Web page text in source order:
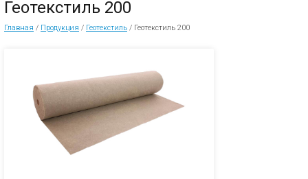
Геотекстиль 200
Главная / Продукция / Геотекстиль / Геотекстиль 200